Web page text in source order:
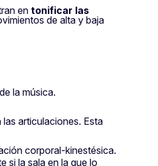
en tonificar las
de alta y baja
la música.
articulaciones. Esta
corporal-kinestésica.
si la sala en la que lo